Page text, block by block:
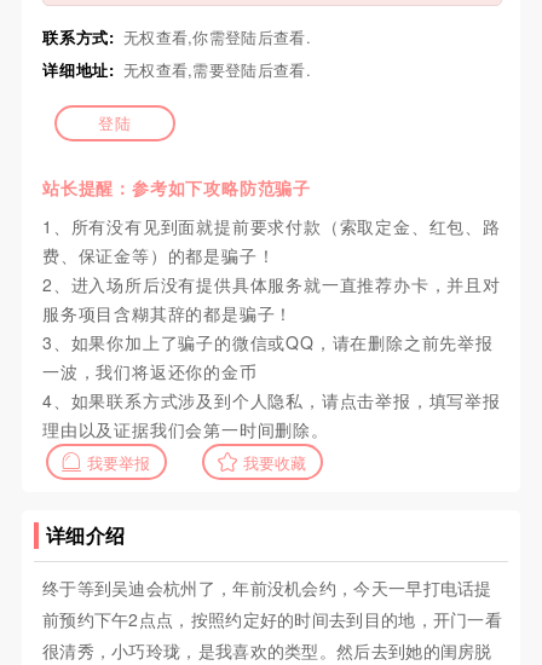
联系方式: 无权查看,你需登陆后查看.
详细地址: 无权查看,需要登陆后查看.
登陆
站长提醒：参考如下攻略防范骗子
1、所有没有见到面就提前要求付款（索取定金、红包、路
费、保证金等）的都是骗子！
2、进入场所后没有提供具体服务就一直推荐办卡，并且对
服务项目含糊其辞的都是骗子！
3、如果你加上了骗子的微信或QQ，请在删除之前先举报
一波，我们将返还你的金币
4、如果联系方式涉及到个人隐私，请点击举报，填写举报
理由以及证据我们会第一时间删除。
我要举报 我要收藏
详细介绍
终于等到吴迪会杭州了，年前没机会约，今天一早打电话提
前预约下午2点点，按照约定好的时间去到目的地，开门一看
很清秀，小巧玲珑，是我喜欢的类型。然后去到她的闺房脱